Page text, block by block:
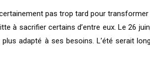
pas trop tard pour
sacrifier certains d’entre eux. Le 26
adapté à ses besoins. L’été serait